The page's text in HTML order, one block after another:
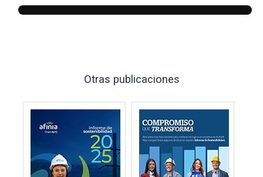
Otras publicaciones